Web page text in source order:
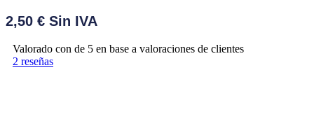
2,50 €
Valorado con de 5 en base a valoraciones de clientes
2 reseñas